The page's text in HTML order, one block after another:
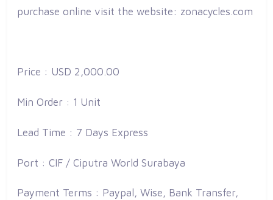
purchase online visit the website: zonacycles.com
Price : USD 2,000.00
Min Order : 1 Unit
Lead Time : 7 Days Express
Port : CIF / Ciputra World Surabaya
Payment Terms : Paypal, Wise, Bank Transfer,